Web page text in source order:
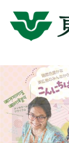
枚
目
の